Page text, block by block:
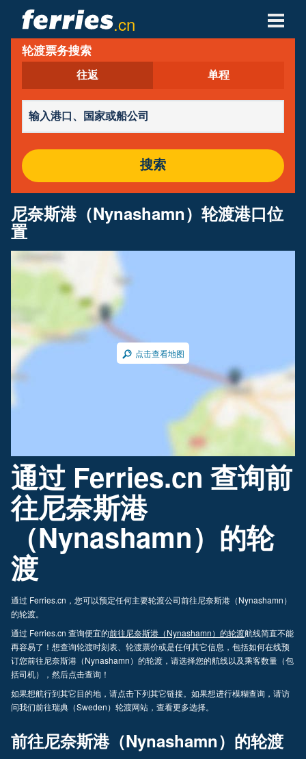
.cn
轮渡公司
轮渡目的地
轮渡航线
轮渡港口
管理预定
轮渡票务搜索
往返 单程
搜索
尼奈斯港（Nynashamn）轮渡港口位
置
点击查看地图
通过 Ferries.cn 查询前
往尼奈斯港
（Nynashamn）的轮
渡
通过 Ferries.cn，您可以预定任何主要轮渡公司前往尼奈斯港（Nynashamn）
的轮渡。
通过 Ferries.cn 查询便宜的前往尼奈斯港（Nynashamn）的轮渡航线简直不能
再容易了！想查询轮渡时刻表、轮渡票价或是任何其它信息，包括如何在线预
订您前往尼奈斯港（Nynashamn）的轮渡，请选择您的航线以及乘客数量（包
括司机），然后点击查询！
如果想航行到其它目的地，请点击下列其它链接。如果想进行模糊查询，请访
问我们前往瑞典（Sweden）轮渡网站，查看更多选择。
前往尼奈斯港（Nynashamn）的轮渡